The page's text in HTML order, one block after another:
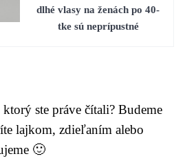
dlhé vlasy na ženách po 40-
tke sú neprípustné
ste práve čítali? Budeme
lajkom, zdieľaním alebo
🙂